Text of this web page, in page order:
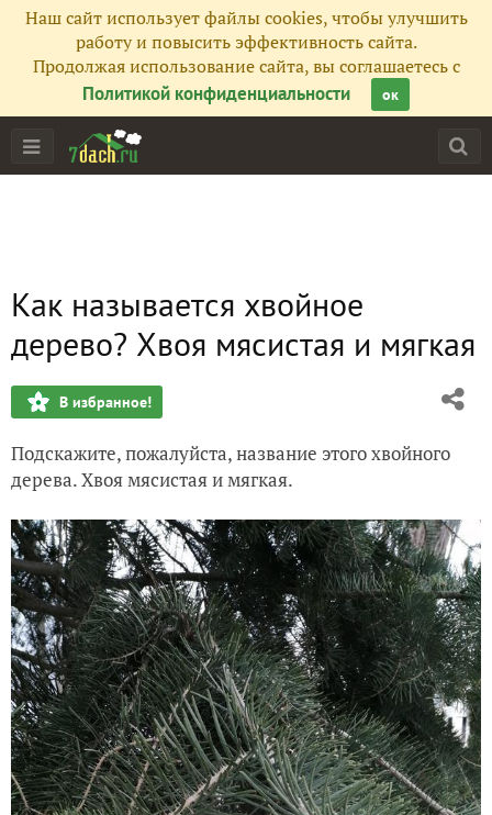
Наш сайт использует файлы cookies, чтобы улучшить
работу и повысить эффективность сайта.
Продолжая использование сайта, вы соглашаетесь с
Политикой конфиденциальности
ок
Как называется хвойное
дерево? Хвоя мясистая и мягкая
В избранное!
Подскажите, пожалуйста, название этого хвойного
дерева. Хвоя мясистая и мягкая.